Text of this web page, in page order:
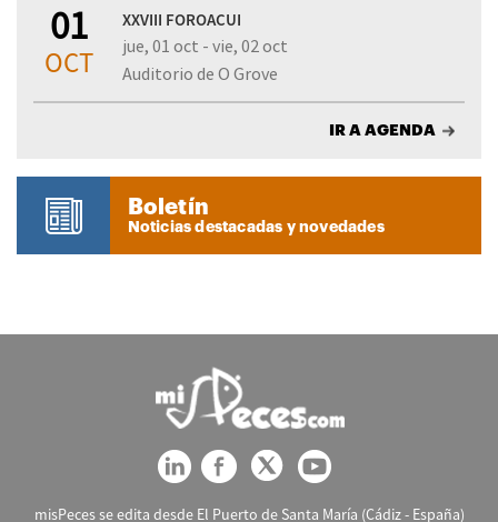
01
OCT
XXVIII FOROACUI
jue, 01 oct - vie, 02 oct
Auditorio de O Grove
IR A AGENDA
Boletín
Noticias destacadas y novedades
misPeces se edita desde El Puerto de Santa María (Cádiz - España)